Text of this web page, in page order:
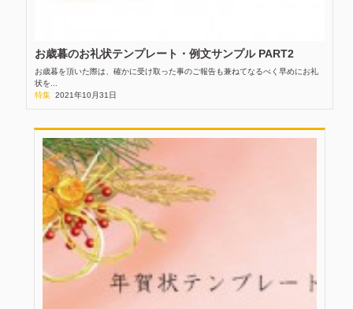
お歳暮のお礼状テンプレート・例文サンプル PART2
お歳暮を頂いた際は、確かに受け取った事のご報告も兼ねてなるべく早めにお礼
状を...
特集 2021年10月31日